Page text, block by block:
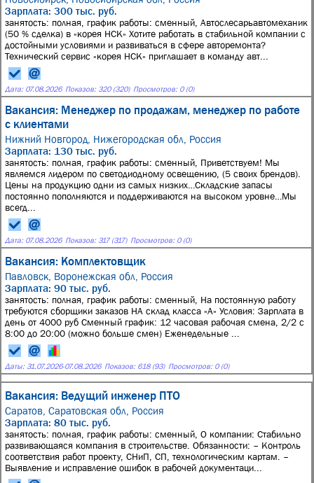
Зарплата: 300 тыс. руб.
занятость: полная, график работы: сменный, Автослесарьавтомеханик
(50 % сделка) в «корея НСК» Хотите работать в стабильной компании с
достойными условиями и развиваться в сфере авторемонта?
Технический сервис «корея НСК» приглашает в команду авт...
Дата: 07.08.2026 Показов: 320 (320) Просмотров: 0 (0)
Вакансия: Менеджер по продажам, менеджер по работе
с клиентами
Нижний Новгород, Нижегородская обл, Россия
Зарплата: 130 тыс. руб.
занятость: полная, график работы: сменный, Приветствуем! Мы
являемся лидером по светодиодному освещению, (5 своих брендов).
Цены на продукцию одни из самых низких…Складские запасы
постоянно пополняются и поддерживаются на высоком уровне…Мы
всегд...
Дата: 07.08.2026 Показов: 317 (317) Просмотров: 0 (0)
Вакансия: Комплектовщик
Павловск, Воронежская обл, Россия
Зарплата: 90 тыс. руб.
занятость: полная, график работы: сменный, На постоянную работу
требуются сборщики заказов НА склад класса «А» Условия: Зарплата в
день от 4000 руб Сменный график: 12 часовая рабочая смена, 2/2 с
8:00 до 20:00 (можно больше смен) Еженедельные ...
Даты: 31.07.2026-07.08.2026 Показов: 618 (93) Просмотров: 0 (0)
Вакансия: Ведущий инженер ПТО
Саратов, Саратовская обл, Россия
Зарплата: 80 тыс. руб.
занятость: полная, график работы: сменный, О компании: Стабильно
развивающаяся компания в строительстве. Обязанности: – Контроль
соответствия работ проекту, СНиП, СП, технологическим картам. –
Выявление и исправление ошибок в рабочей документаци...